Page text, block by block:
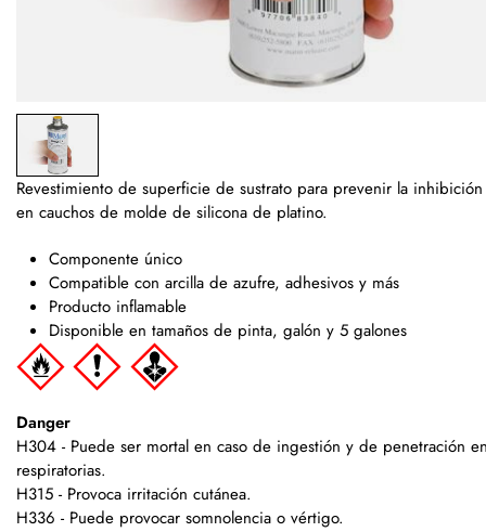
Revestimiento de superficie de sustrato para prevenir la
en cauchos de molde de silicona de platino.
Componente único
Compatible con arcilla de azufre, adhesivos y más
Producto inflamable
Disponible en tamaños de pinta, galón y 5 galones
Danger
H304 - Puede ser mortal en caso de ingestión y de penetración
respiratorias.
H315 - Provoca irritación cutánea.
H336 - Puede provocar somnolencia o vértigo.